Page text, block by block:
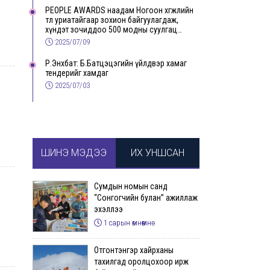
PEOPLE AWARDS наадам Ногоон хөгжлийн
төлөө уриатайгаар зохион байгуулагдаж,
хүндэт зочиддоо 500 модны суулгац
бэлэглэлээ
2025/07/09
Р.Энхбат: Б.Батцэцэгийн үйлдвэр хамаг
тендерийг хамдаг
2025/07/03
ШИНЭ МЭДЭЭ ИХ УНШСАН
Сумдын номын санд
“Сонгогчийн булан” ажиллаж
эхэллээ
1 сарын өмнөөмнө
Отгонтэнгэр хайрханы
тахилгад оролцохоор ирж